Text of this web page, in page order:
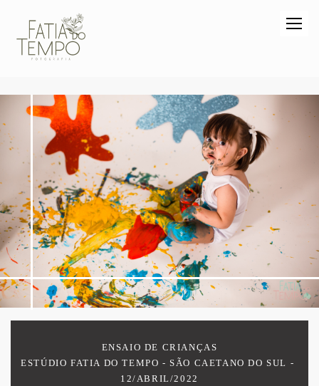
ENSAIO DE CRIANÇAS
ESTÚDIO FATIA DO TEMPO - SÃO CAETANO DO SUL
12/ABRIL/2022